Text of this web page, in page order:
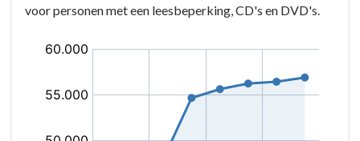
voor personen met een leesbeperking, CD's en DVD's.